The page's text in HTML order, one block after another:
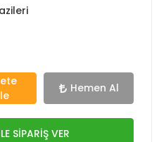
Hemen Al
SİPARİŞ VER